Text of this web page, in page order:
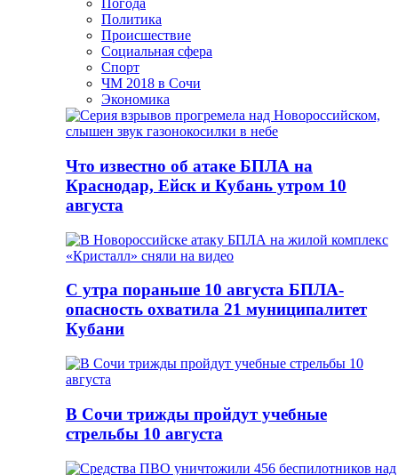
Погода
Политика
Происшествие
Социальная сфера
Спорт
ЧМ 2018 в Сочи
Экономика
Что известно об атаке БПЛА на
Краснодар, Ейск и Кубань утром 10
августа
С утра пораньше 10 августа БПЛА-
опасность охватила 21 муниципалитет
Кубани
В Сочи трижды пройдут учебные
стрельбы 10 августа